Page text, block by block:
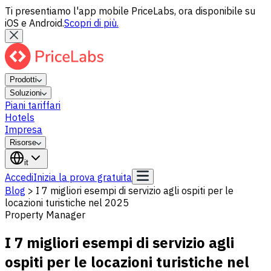
Ti presentiamo l'app mobile PriceLabs, ora disponibile su
iOS e Android.Scopri di più.
Prodotti
Soluzioni
Piani tariffari
Hotels
Impresa
Risorse
it
AccediInizia la prova gratuita
Blog > I 7 migliori esempi di servizio agli ospiti per le
locazioni turistiche nel 2025
Property Manager
I 7 migliori esempi di servizio agli
ospiti per le locazioni turistiche nel